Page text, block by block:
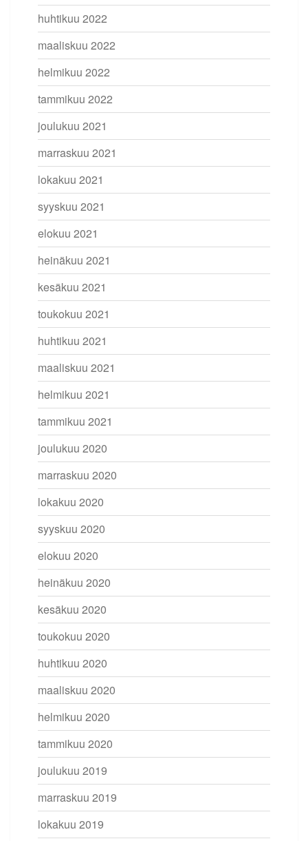
huhtikuu 2022
maaliskuu 2022
helmikuu 2022
tammikuu 2022
joulukuu 2021
marraskuu 2021
lokakuu 2021
syyskuu 2021
elokuu 2021
heinäkuu 2021
kesäkuu 2021
toukokuu 2021
huhtikuu 2021
maaliskuu 2021
helmikuu 2021
tammikuu 2021
joulukuu 2020
marraskuu 2020
lokakuu 2020
syyskuu 2020
elokuu 2020
heinäkuu 2020
kesäkuu 2020
toukokuu 2020
huhtikuu 2020
maaliskuu 2020
helmikuu 2020
tammikuu 2020
joulukuu 2019
marraskuu 2019
lokakuu 2019